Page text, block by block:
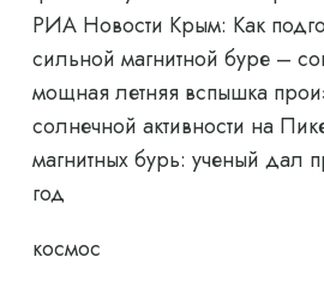
РИА Новости Крым: Как
сильной магнитной буре –
мощная летняя вспышка
солнечной активности на
магнитных бурь: ученый дал
год
космос